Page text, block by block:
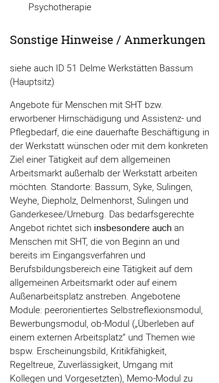
Psychotherapie
Sonstige Hinweise / Anmerkungen
siehe auch ID 51 Delme Werkstätten Bassum
(Hauptsitz)
Angebote für Menschen mit SHT bzw.
erworbener Hirnschädigung und Assistenz- und
Pflegbedarf, die eine dauerhafte Beschäftigung in
der Werkstatt wünschen oder mit dem konkreten
Ziel einer Tätigkeit auf dem allgemeinen
Arbeitsmarkt außerhalb der Werkstatt arbeiten
möchten. Standorte: Bassum, Syke, Sulingen,
Weyhe, Diepholz, Delmenhorst, Sulingen und
Ganderkesee/Urneburg. Das bedarfsgerechte
Angebot richtet sich insbesondere auch an
Menschen mit SHT, die von Beginn an und
bereits im Eingangsverfahren und
Berufsbildungsbereich eine Tätigkeit auf dem
allgemeinen Arbeitsmarkt oder auf einem
Außenarbeitsplatz anstreben. Angebotene
Module: peerorientiertes Selbstreflexionsmodul,
Bewerbungsmodul, ob-Modul („Überleben auf
einem externen Arbeitsplatz“ und Themen wie
bspw. Erscheinungsbild, Kritikfähigkeit,
Regeltreue, Zuverlässigkeit, Umgang mit
Kollegen und Vorgesetzten), Memo-Modul zu